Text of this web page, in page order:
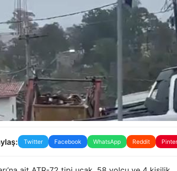
Twitter Facebook WhatsApp Reddit